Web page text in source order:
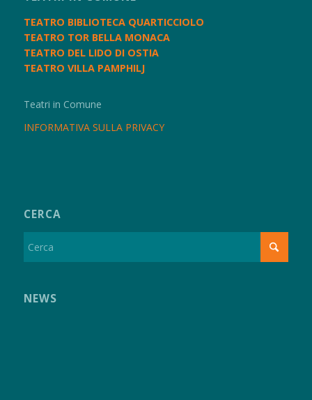
TEATRO BIBLIOTECA QUARTICCIOLO
TEATRO TOR BELLA MONACA
TEATRO DEL LIDO DI OSTIA
TEATRO VILLA PAMPHILJ
Teatri in Comune
INFORMATIVA SULLA PRIVACY
CERCA
NEWS